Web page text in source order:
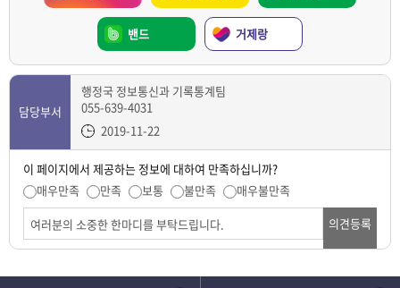
밴드 거제랑
담당부서
행정국 정보통신과 기록통계팀
055-639-4031
2019-11-22
이 페이지에서 제공하는 정보에 대하여 만족하십니까?
매우만족
만족 보통 불만족
매우불만족
의견등록